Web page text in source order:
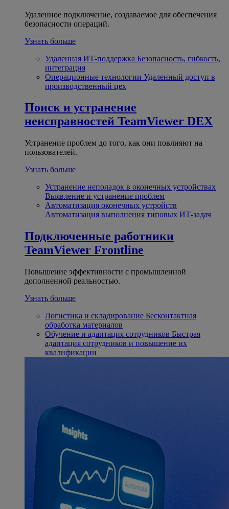
Удаленное подключение, создаваемое для обеспечения
безопасности операций.
Узнать больше
Удаленная ИТ-поддержка Безопасность, гибкость,
интеграция
Операционные технологии Удаленный доступ в
производственный цех
Поиск и устранение
неисправностей TeamViewer DEX
Устранение проблем до того, как они повлияют на
пользователей.
Узнать больше
Устранение неполадок в оконечных устройствах
Выявление и устранение проблем
Автоматизация оконечных устройств
Автоматизация выполнения типовых ИТ-задач
Подключенные работники
TeamViewer Frontline
Повышение эффективности с промышленной
дополненной реальностью.
Узнать больше
Логистика и складирование Бесконтактная
обработка материалов
Обучение и адаптация сотрудников Быстрая
адаптация сотрудников и повышение их
квалификации